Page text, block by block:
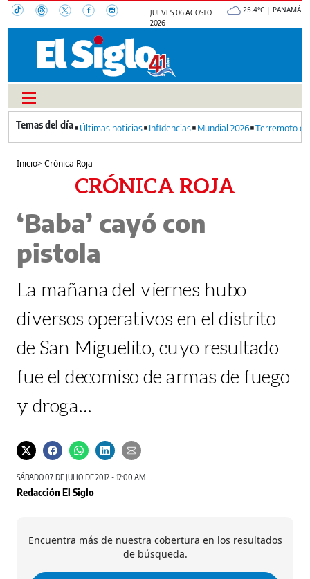
JUEVES, 06 AGOSTO
2026
25.4°C | PANAMÁ
Últimas noticias Infidencias Mundial 2026 Terremoto
Inicio>Crónica Roja
CRÓNICA ROJA
‘Baba’ cayó con
pistola
La mañana del viernes hubo
diversos operativos en el distrito
de San Miguelito, cuyo resultado
fue el decomiso de armas de fuego
y droga...
SÁBADO 07 DE JULIO DE 2012 - 12:00 AM
Redacción El Siglo
Encuentra más de nuestra cobertura en los resultados
de búsqueda.